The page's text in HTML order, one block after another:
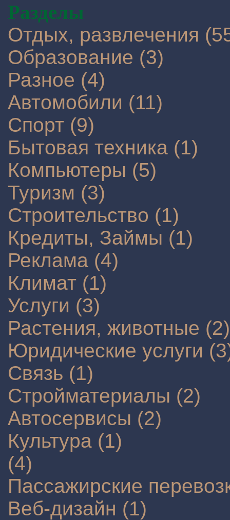
Разделы
Отдых, развлечения
Образование (3)
Разное (4)
Автомобили (11)
Спорт (9)
Бытовая техника (1)
Компьютеры (5)
Туризм (3)
Строительство (1)
Кредиты, Займы (1)
Реклама (4)
Климат (1)
Услуги (3)
Растения, животные (2)
Юридические услуги
Связь (1)
Стройматериалы (2)
Автосервисы (2)
Культура (1)
(4)
Пассажирские
Веб-дизайн (1)